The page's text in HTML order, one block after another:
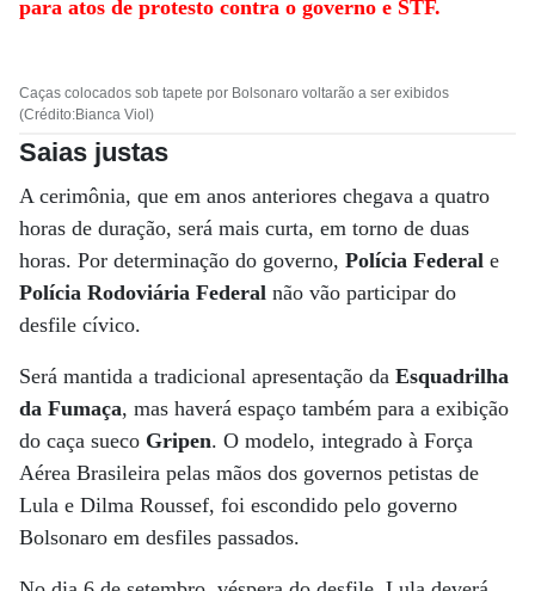
para atos de protesto contra o governo e STF.
Caças colocados sob tapete por Bolsonaro voltarão a ser exibidos
(Crédito:Bianca Viol)
Saias justas
A cerimônia, que em anos anteriores chegava a quatro
horas de duração, será mais curta, em torno de duas
horas. Por determinação do governo, Polícia Federal e
Polícia Rodoviária Federal não vão participar do
desfile cívico.
Será mantida a tradicional apresentação da Esquadrilha
da Fumaça, mas haverá espaço também para a exibição
do caça sueco Gripen. O modelo, integrado à Força
Aérea Brasileira pelas mãos dos governos petistas de
Lula e Dilma Roussef, foi escondido pelo governo
Bolsonaro em desfiles passados.